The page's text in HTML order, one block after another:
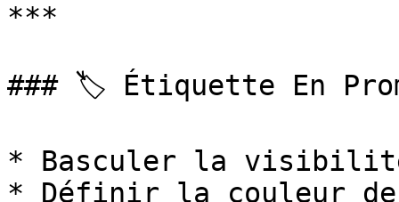
***
### 🏷 Étiquette En
* Basculer la
* Définir la couleur